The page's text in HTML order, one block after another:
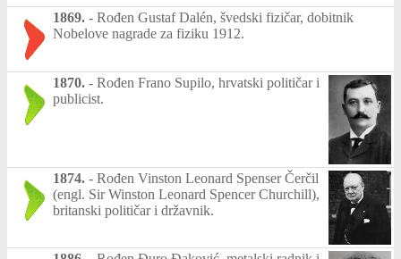
1869. - Rođen Gustaf Dalén, švedski fizičar, dobitnik
Nobelove nagrade za fiziku 1912.
1870. - Rođen Frano Supilo, hrvatski političar i
publicist.
1874. - Rođen Vinston Leonard Spenser Čerčil
(engl. Sir Winston Leonard Spencer Churchill),
britanski političar i državnik.